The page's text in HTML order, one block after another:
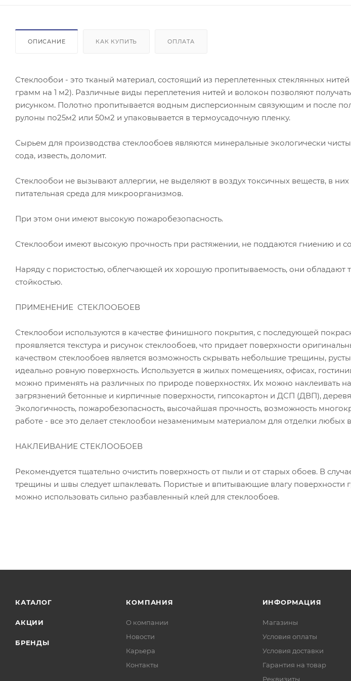
ОПИСАНИЕ КАК КУПИТЬ ОПЛАТА
Стеклообои - это тканый материал, состоящий из переплетенных стеклянных нитей
грамм на 1 м2). Различные виды переплетения нитей и волокон позволяют
рисунком. Полотно пропитывается водным дисперсионным связующим и после
рулоны по25м2 или 50м2 и упаковывается в термоусадочную пленку.
Сырьем для производства стеклообоев являются минеральные экологически
сода, известь, доломит.
Стеклообои не вызывают аллергии, не выделяют в воздух токсичных веществ, в них
питательная среда для микроорганизмов.
При этом они имеют высокую пожаробезопасность.
Стеклообои имеют высокую прочность при растяжении, не поддаются гниению и
Наряду с пористостью, облегчающей их хорошую пропитываемость, они обладают
стойкостью.
ПРИМЕНЕНИЕ СТЕКЛООБОЕВ
Стеклообои используются в качестве финишного покрытия, с последующей
проявляется текстура и рисунок стеклообоев, что придает поверхности
качеством стеклообоев является возможность скрывать небольшие трещины,
идеально ровную поверхность. Используется в жилых помещениях, офисах,
можно применять на различных по природе поверхностях. Их можно наклеивать
загрязнений бетонные и кирпичные поверхности, гипсокартон и ДСП (ДВП),
Экологичность, пожаробезопасность, высочайшая прочность, возможность
работе - все это делает стеклообои незаменимым материалом для отделки
НАКЛЕИВАНИЕ СТЕКЛООБОЕВ
Рекомендуется тщательно очистить поверхность от пыли и от старых обоев. В
трещины и швы следует шпаклевать. Пористые и впитывающие влагу поверхности
можно использовать сильно разбавленный клей для стеклообоев.
КАТАЛОГ
АКЦИИ
БРЕНДЫ
КОМПАНИЯ
О компании
Новости
Карьера
Контакты
ИНФОРМАЦИЯ
Магазины
Условия оплаты
Условия доставки
Гарантия на товар
Реквизиты